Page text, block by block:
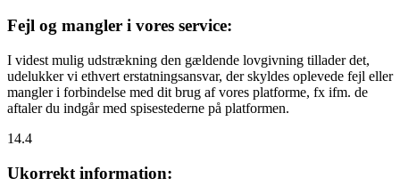
Fejl og mangler i vores service:
I videst mulig udstrækning den gældende lovgivning tillader det,
udelukker vi ethvert erstatningsansvar, der skyldes oplevede fejl eller
mangler i forbindelse med dit brug af vores platforme, fx ifm. de
aftaler du indgår med spisestederne på platformen.
14.4
Ukorrekt information: